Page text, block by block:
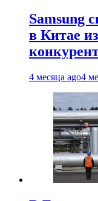
Samsung
в Китае
4 месяца ago4